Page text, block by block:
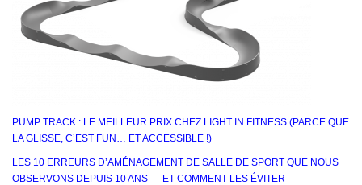
PUMP TRACK : LE MEILLEUR PRIX CHEZ LIGHT IN FITNESS (PARCE QUE
LA GLISSE, C’EST FUN… ET ACCESSIBLE !)
LES 10 ERREURS D’AMÉNAGEMENT DE SALLE DE SPORT QUE NOUS
OBSERVONS DEPUIS 10 ANS — ET COMMENT LES ÉVITER